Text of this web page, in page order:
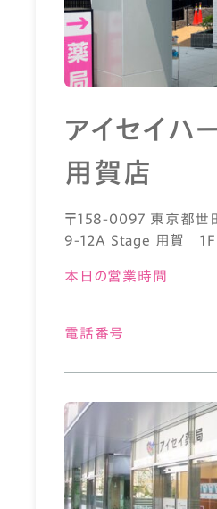
アイセイハ
用賀店
〒158-0097 東京都世
9-12A Stage 用賀 1F
本日の営業時間
電話番号